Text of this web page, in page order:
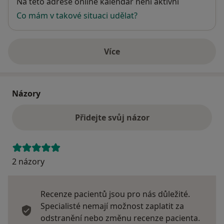
Co mám v takové situaci udělat?
Víceo adrese
Názory
Přidejte svůj názor
2 názory
Recenze pacientů jsou pro nás důležité.
Specialisté nemají možnost zaplatit za
odstranění nebo změnu recenze pacienta.